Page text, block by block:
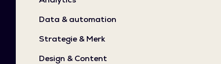
Data & automation
Strategie & Merk
Design & Content